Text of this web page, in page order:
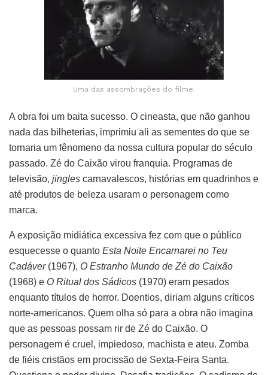
Uma das assombrações do filme.
A obra foi um baita sucesso. O cineasta, que não ganhou
nada das bilheterias, imprimiu ali as sementes do que se
tornaria um fênomeno da nossa cultura popular do século
passado. Zé do Caixão virou franquia. Programas de
televisão, jingles carnavalescos, histórias em quadrinhos e
até produtos de beleza usaram o personagem como
marca.
A exposição midiática excessiva fez com que o público
esquecesse o quanto Esta Noite Encarnarei no Teu
Cadáver(1967), O Estranho Mundo de Zé do Caixão
(1968) e O Ritual dos Sádicos (1970) eram pesados
enquanto títulos de horror. Doentios, diriam alguns críticos
norte-americanos. Quem olha só para a obra não imagina
que as pessoas possam rir de Zé do Caixão. O
personagem é cruel, impiedoso, machista e ateu. Zomba
de fiéis cristãos em procissão de Sexta-Feira Santa.